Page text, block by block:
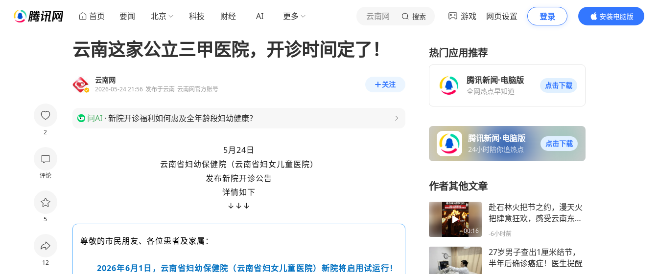
首页 要闻 北京 科技 财经 AI 更多 云南网 搜索 游戏 网页设置 登录
安装电脑版
内容更精彩
2
评论
5
12
云南这家公立三甲医院，开诊时间定了！
云南网
2026-05-24 21:56 发布于云南 云南网官方账号
关注
问AI · 新院开诊福利如何惠及全年龄段妇幼健康？
5月24日
云南省妇幼保健院（云南省妇女儿童医院）
发布新院开诊公告
详情如下
↓↓↓
尊敬的市民朋友、各位患者及家属：
2026年6月1日，云南省妇幼保健院（云南省妇女儿童医院）新院将启用试运行！
热门应用推荐
腾讯新闻·电脑版
全网热点早知道
点击下载
腾讯新闻·电脑版
24小时陪你追热点
点击下载
作者其他文章
00:16
赴石林火把节之约，漫天火
把肆意狂欢，感受云南东方
狂欢节的滚烫浪漫
-6小时前
27岁男子查出1厘米结节，
半年后确诊癌症！医生提醒